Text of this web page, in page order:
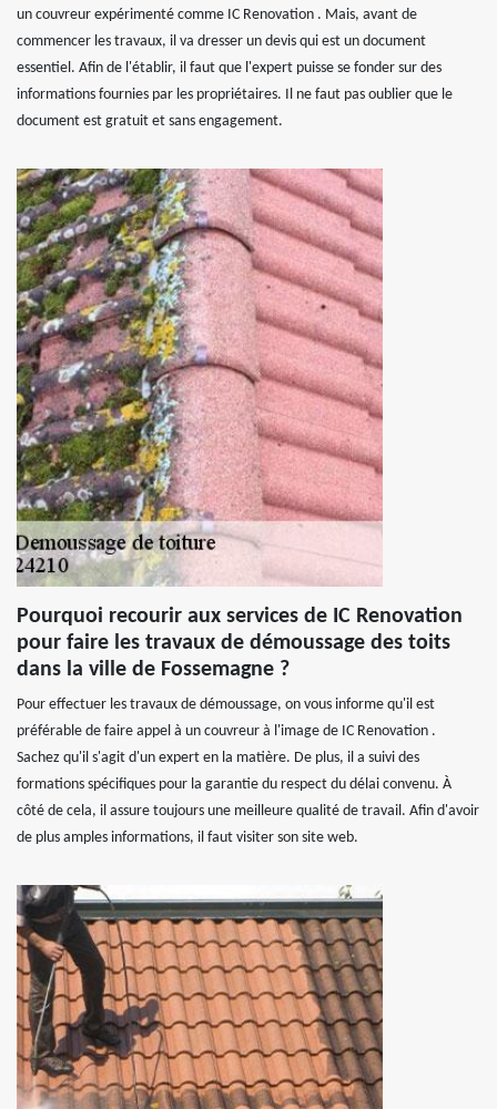
un couvreur expérimenté comme IC Renovation . Mais, avant de
commencer les travaux, il va dresser un devis qui est un document
essentiel. Afin de l'établir, il faut que l'expert puisse se fonder sur des
informations fournies par les propriétaires. Il ne faut pas oublier que le
document est gratuit et sans engagement.
Pourquoi recourir aux services de IC Renovation
pour faire les travaux de démoussage des toits
dans la ville de Fossemagne ?
Pour effectuer les travaux de démoussage, on vous informe qu'il est
préférable de faire appel à un couvreur à l'image de IC Renovation .
Sachez qu'il s'agit d'un expert en la matière. De plus, il a suivi des
formations spécifiques pour la garantie du respect du délai convenu. À
côté de cela, il assure toujours une meilleure qualité de travail. Afin d'avoir
de plus amples informations, il faut visiter son site web.